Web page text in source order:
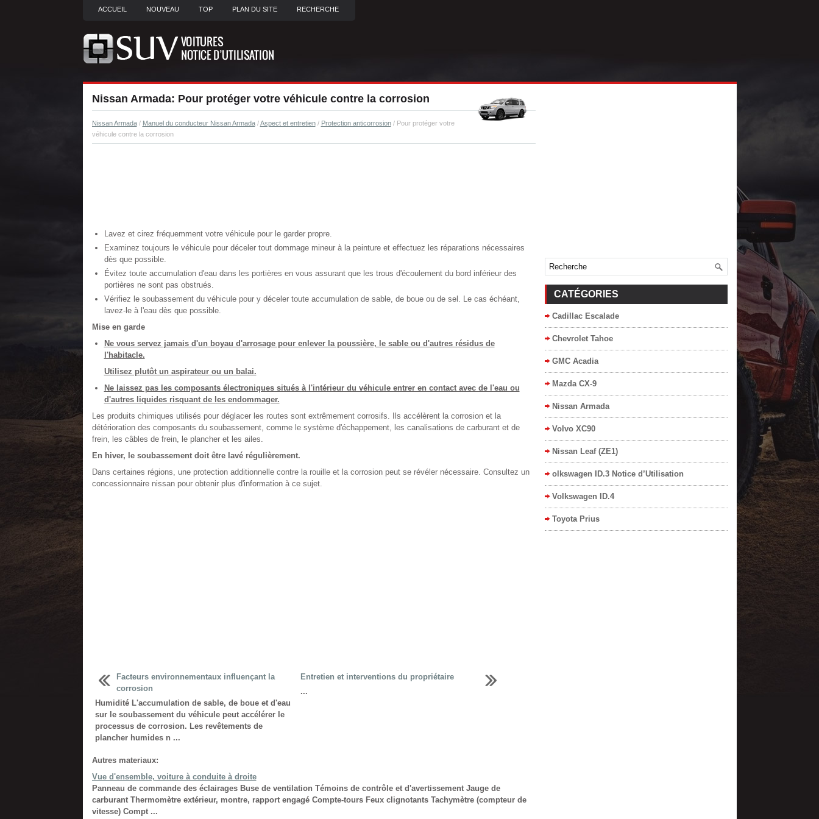
ACCUEIL NOUVEAU TOP PLAN DU SITE RECHERCHE
Nissan Armada: Pour protéger votre véhicule contre la corrosion
Nissan Armada/ Manuel du conducteur Nissan Armada/Aspect et entretien/ Protection anticorrosion/ Pour protéger votre
véhicule contre la corrosion
Lavez et cirez fréquemment votre véhicule pour le garder propre.
Examinez toujours le véhicule pour déceler tout dommage mineur à la peinture et effectuez les réparations nécessaires
dès que possible.
Évitez toute accumulation d'eau dans les portières en vous assurant que les trous d'écoulement du bord inférieur des
portières ne sont pas obstrués.
Vérifiez le soubassement du véhicule pour y déceler toute accumulation de sable, de boue ou de sel. Le cas échéant,
lavez-le à l'eau dès que possible.
Mise en garde
Ne vous servez jamais d'un boyau d'arrosage pour enlever la poussière, le sable ou d'autres résidus de
l'habitacle.
Utilisez plutôt un aspirateur ou un balai.
Ne laissez pas les composants électroniques situés à l'intérieur du véhicule entrer en contact avec de l'eau ou
d'autres liquides risquant de les endommager.
Les produits chimiques utilisés pour déglacer les routes sont extrêmement corrosifs. Ils accélèrent la corrosion et la
détérioration des composants du soubassement, comme le système d'échappement, les canalisations de carburant et de
frein, les câbles de frein, le plancher et les ailes.
En hiver, le soubassement doit être lavé régulièrement.
Dans certaines régions, une protection additionnelle contre la rouille et la corrosion peut se révéler nécessaire. Consultez un
concessionnaire nissan pour obtenir plus d'information à ce sujet.
Facteurs environnementaux influençant la
corrosion
Humidité L'accumulation de sable, de boue et d'eau
sur le soubassement du véhicule peut accélérer le
processus de corrosion. Les revêtements de
plancher humides n ...
Entretien et interventions du propriétaire
...
Autres materiaux:
Vue d'ensemble, voiture à conduite à droite
Panneau de commande des éclairages Buse de ventilation Témoins de contrôle et d'avertissement Jauge de
carburant Thermomètre extérieur, montre, rapport engagé Compte-tours Feux clignotants Tachymètre (compteur de
vitesse) Compt ...
CATÉGORIES
Cadillac Escalade
Chevrolet Tahoe
GMC Acadia
Mazda CX-9
Nissan Armada
Volvo XC90
Nissan Leaf (ZE1)
olkswagen ID.3 Notice d’Utilisation
Volkswagen ID.4
Toyota Prius